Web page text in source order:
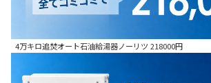
4万キロ追焚オート石油給湯器ノーリツ 218000円